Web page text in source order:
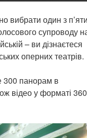
вибрати один з п’яти
супроводу
– ви дізнаєтеся
оперних театрів.
300 панорам в
відео у форматі 360